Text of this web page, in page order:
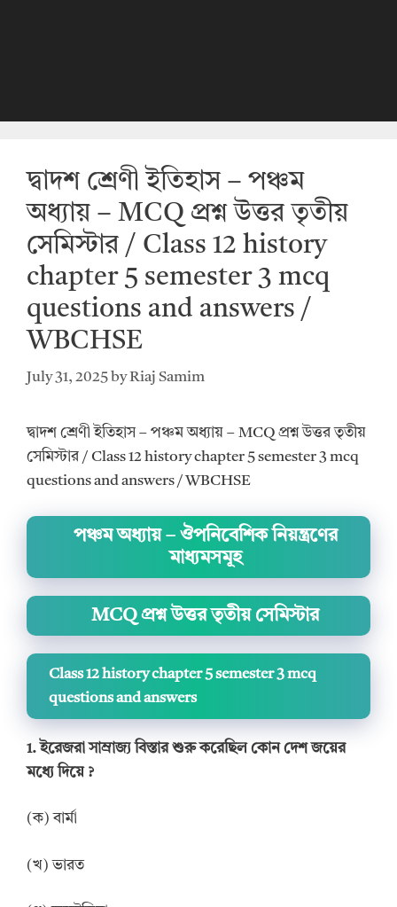
দ্বাদশ শ্রেণী ইতিহাস – পঞ্চম
অধ্যায় – MCQ প্রশ্ন উত্তর তৃতীয়
সেমিস্টার / Class 12 history
chapter 5 semester 3 mcq
questions and answers /
WBCHSE
July 31, 2025 byRiaj Samim
দ্বাদশ শ্রেণী ইতিহাস – পঞ্চম অধ্যায় – MCQ প্রশ্ন উত্তর তৃতীয়
সেমিস্টার / Class 12 history chapter 5 semester 3 mcq
questions and answers / WBCHSE
পঞ্চম অধ্যায় – ঔপনিবেশিক নিয়ন্ত্রণের
মাধ্যমসমূহ
MCQ প্রশ্ন উত্তর তৃতীয় সেমিস্টার
Class 12 history chapter 5 semester 3 mcq
questions and answers
1. ইরেজরা সাম্রাজ্য বিস্তার শুরু করেছিল কোন দেশ জয়ের
মধ্যে দিয়ে?
(ক) বার্মা
(খ) ভারত